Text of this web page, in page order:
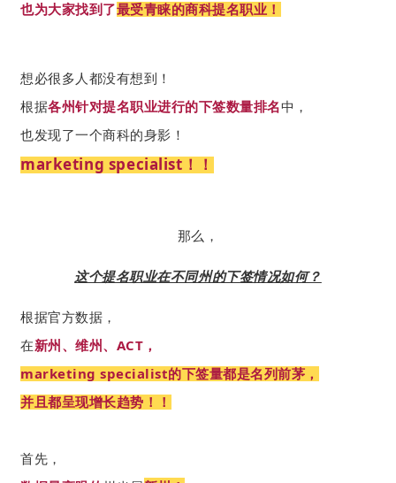
也为大家找到了最受青睐的商科提名职业！
想必很多人都没有想到！
根据各州针对提名职业进行的下签数量排名中，
也发现了一个商科的身影！
marketing specialist！！
那么，
这个提名职业在不同州的下签情况如何？
根据官方数据，
在新州、维州、ACT，
marketing specialist的下签量都是名列前茅，
并且都呈现增长趋势！！
首先，